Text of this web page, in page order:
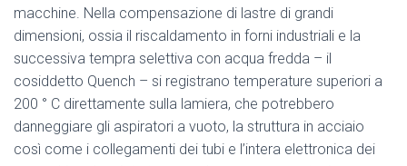
macchine. Nella compensazione di lastre di grandi
dimensioni, ossia il riscaldamento in forni industriali e la
successiva tempra selettiva con acqua fredda – il
cosiddetto Quench – si registrano temperature superiori a
200 ° C direttamente sulla lamiera, che potrebbero
danneggiare gli aspiratori a vuoto, la struttura in acciaio
così come i collegamenti dei tubi e l’intera elettronica dei